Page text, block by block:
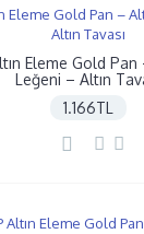
Eleme Gold Pan
Leğeni – Altın
1.166TL